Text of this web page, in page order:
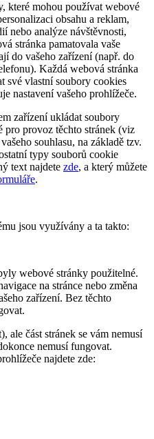
které mohou používat webové
obsahu a reklam,
nebo analýze návštěvnosti,
stránka pamatovala vaše
do vašeho zařízení (např. do
Každá webová stránka
své vlastní soubory cookies
nastavení vašeho prohlížeče.
zařízení ukládat soubory
pro provoz těchto stránek (viz
souhlasu, na základě tzv.
typy souborů cookie
text najdete zde, a který můžete
.
jsou využívány a ta takto:
webové stránky použitelné.
na stránce nebo změna
zařízení. Bez těchto
ale část stránek se vám nemusí
nemusí fungovat.
najdete zde: